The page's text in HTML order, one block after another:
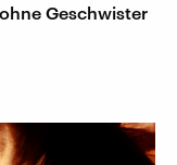
Geschwister